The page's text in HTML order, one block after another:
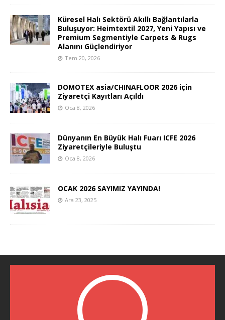
Küresel Halı Sektörü Akıllı Bağlantılarla
Buluşuyor: Heimtextil 2027, Yeni Yapısı ve
Premium Segmentiyle Carpets & Rugs
Alanını Güçlendiriyor
Tem 20, 2026
DOMOTEX asia/CHINAFLOOR 2026 için
Ziyaretçi Kayıtları Açıldı
Oca 8, 2026
Dünyanın En Büyük Halı Fuarı ICFE 2026
Ziyaretçileriyle Buluştu
Oca 8, 2026
OCAK 2026 SAYIMIZ YAYINDA!
Ara 23, 2025